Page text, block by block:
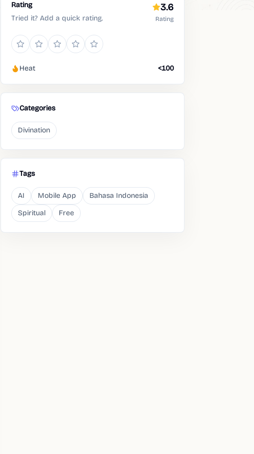
Rating
Tried it? Add a quick rating.
3.6
Rating
Heat <100
Categories
Divination
Tags
AI Mobile App
Bahasa Indonesia
Spiritual
Free